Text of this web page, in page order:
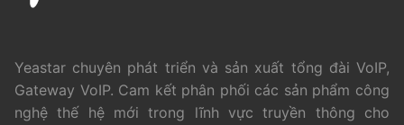
Yeastar chuyên phát triển và sản xuất tổng đài VoIP,
Gateway VoIP. Cam kết phân phối các sản phẩm công
nghệ thế hệ mới trong lĩnh vực truyền thông cho